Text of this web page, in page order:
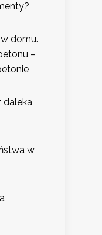
domu.
–
daleka
w